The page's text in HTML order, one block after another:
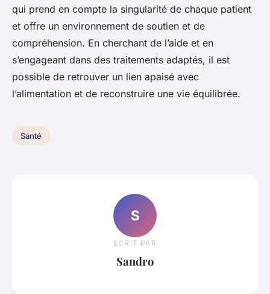
qui prend en compte la singularité de chaque patient
et offre un environnement de soutien et de
compréhension. En cherchant de l’aide et en
s’engageant dans des traitements adaptés, il est
possible de retrouver un lien apaisé avec
l’alimentation et de reconstruire une vie équilibrée.
Santé
S
ECRIT PAR
Sandro